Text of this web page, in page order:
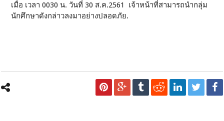
เมื่อ เวลา 0030 น. วันที่ 30 ส.ค.2561 เจ้าหน้าที่สามารถนำกลุ่ม
นักศึกษาดังกล่าวลงมาอย่างปลอดภัย.